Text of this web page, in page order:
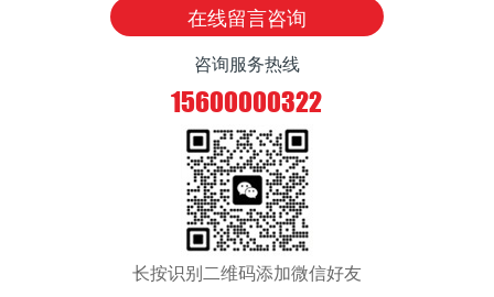
在线留言咨询
咨询服务热线
15600000322
长按识别二维码添加微信好友